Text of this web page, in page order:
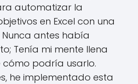
automatizar la
en Excel con una
Nunca antes había
Tenía mi mente llena
cómo podría usarlo.
he implementado esta